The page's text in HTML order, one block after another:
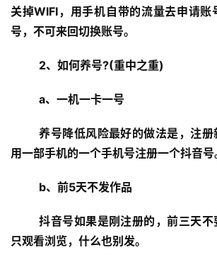
关掉WIFI，用手机自带的流量去申请账
号，不可来回切换账号。
2、如何养号?(重中之重)
a、一机一卡一号
养号降低风险最好的做法是，注
用一部手机的一个手机号注册一个抖音号
b、前5天不发作品
抖音号如果是刚注册的，前三天不
只观看浏览，什么也别发。